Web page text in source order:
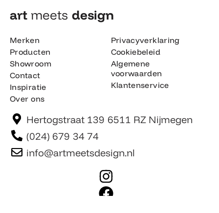
art meets design​
Merken
Producten
Showroom
Contact
Inspiratie
Over ons
Privacyverklaring
Cookiebeleid
Algemene
voorwaarden
Klantenservice
Hertogstraat 139 6511 RZ Nijmegen
(024) 679 34 74
info@artmeetsdesign.nl
I
n
F